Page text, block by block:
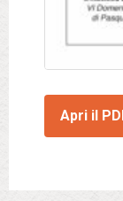
Apri il